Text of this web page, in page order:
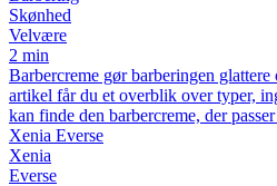
Skønhed
Velvære
2 min
Barbercreme gør barberingen
artikel får du et overblik over typer,
kan finde den barbercreme, der
Xenia Everse
Xenia
Everse